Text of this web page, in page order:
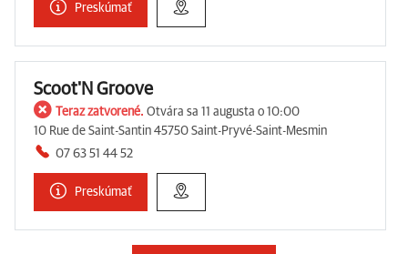
Preskúmať
Scoot'N Groove
Teraz zatvorené. Otvára sa 11 augusta o 10:00
10 Rue de Saint-Santin 45750 Saint-Pryvé-Saint-Mesmin
07 63 51 44 52
Preskúmať